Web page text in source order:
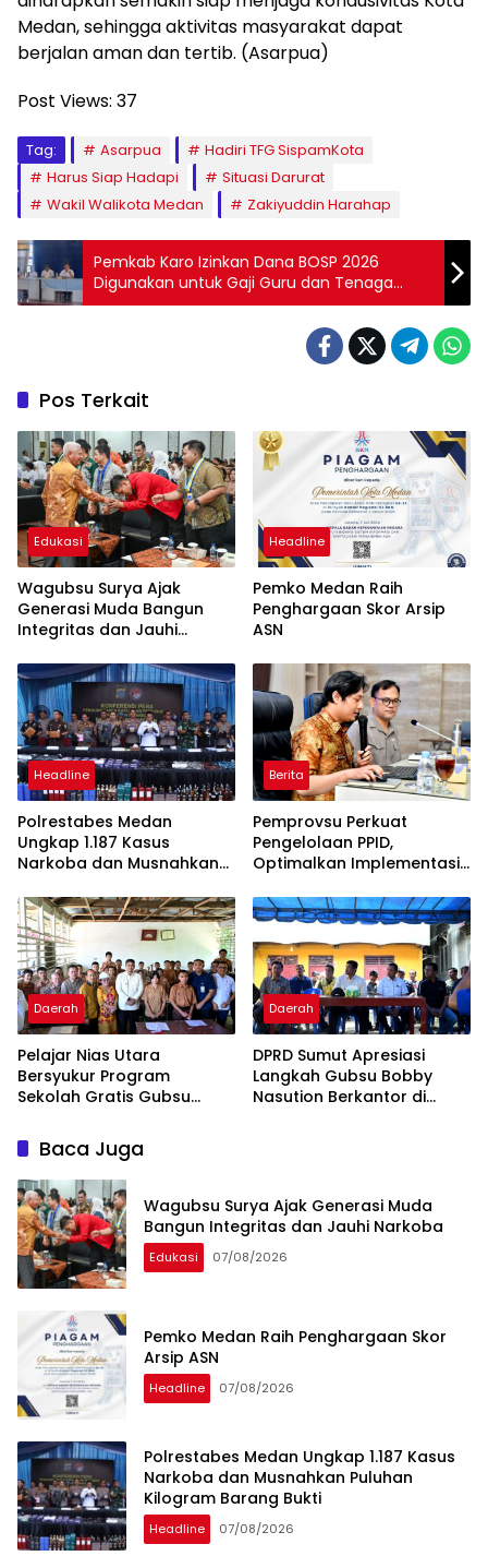
Medan, sehingga aktivitas masyarakat dapat
berjalan aman dan tertib. (Asarpua)
Post Views: 37
Tag: Asarpua
Hadiri TFG SispamKota
Harus Siap Hadapi
Situasi Darurat
Wakil Walikota Medan
Zakiyuddin Harahap
Pemkab Karo Izinkan Dana BOSP 2026
Digunakan untuk Gaji Guru dan Tenaga
Kependidikan PPPK Paruh Waktu
Pos Terkait
Edukasi
Wagubsu Surya Ajak
Generasi Muda Bangun
Integritas dan Jauhi
Headline
Pemko Medan Raih
Penghargaan Skor Arsip
ASN
Headline
Polrestabes Medan
Ungkap 1.187 Kasus
Narkoba dan Musnahkan
Bukti
Berita
Pemprovsu Perkuat
Pengelolaan PPID,
Optimalkan Implementasi
Tahun 2026
Daerah
Pelajar Nias Utara
Bersyukur Program
Sekolah Gratis Gubsu
Beban Orang Tua
Daerah
DPRD Sumut Apresiasi
Langkah Gubsu Bobby
Nasution Berkantor di
Baca Juga
Wagubsu Surya Ajak Generasi Muda
Bangun Integritas dan Jauhi Narkoba
Edukasi 07/08/2026
Pemko Medan Raih Penghargaan Skor
Arsip ASN
Headline 07/08/2026
Polrestabes Medan Ungkap 1.187 Kasus
Narkoba dan Musnahkan Puluhan
Kilogram Barang Bukti
Headline 07/08/2026